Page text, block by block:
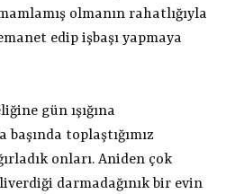
olmanın rahatlığıyla
edip işbaşı yapmaya
gün ışığına
toplaştığımız
onları. Aniden çok
darmadağınık bir evin